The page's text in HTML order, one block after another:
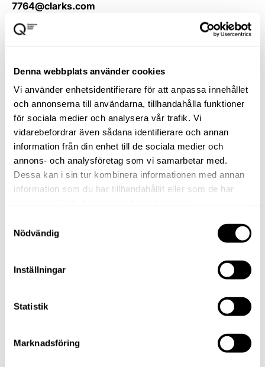
Denna webbplats använder cookies
Vi använder enhetsidentifierare för att anpassa innehållet
och annonserna till användarna, tillhandahålla funktioner
för sociala medier och analysera vår trafik. Vi
vidarebefordrar även sådana identifierare och annan
information från din enhet till de sociala medier och
annons- och analysföretag som vi samarbetar med.
Dessa kan i sin tur kombinera informationen med annan
information som du har tillhandahållit eller som de har
Nödvändig
Inställningar
Statistik
Marknadsföring
7764@clarks.com
Store number
Companys